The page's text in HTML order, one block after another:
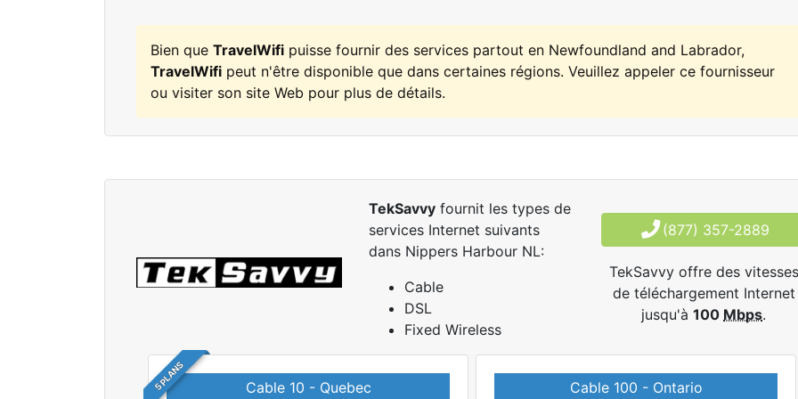
Bien que TravelWifi puisse fournir des services partout en Newfoundland and Labrador,
TravelWifi peut n'être disponible que dans certaines régions. Veuillez appeler ce fournisseur
ou visiter son site Web pour plus de détails.
TekSavvyfournit les types de
services Internet suivants
dans Nippers Harbour NL:
Cable
DSL
Fixed Wireless
(877) 357-2889
TekSavvy offre des vitesses
de téléchargement Internet
jusqu'à100 Mbps.
5 PLANS Cable 10 - Quebec Cable 100 - Ontario